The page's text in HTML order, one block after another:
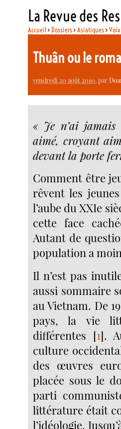
La Revue des
Accueil> Dossiers>Asiatiques>
Thuân ou le
vendredi 20 août 2010, par
« Je n’ai
aimé, croyant
devant la porte
Comment être
rêvent les
l’aube du XXIe
cette face
Autant de
population a
Il n’est pas
aussi sommaire
au Vietnam. De
pays, la vie
différentes [1].
culture
des œuvres
placée sous le
parti
littérature était
l’idéologie.